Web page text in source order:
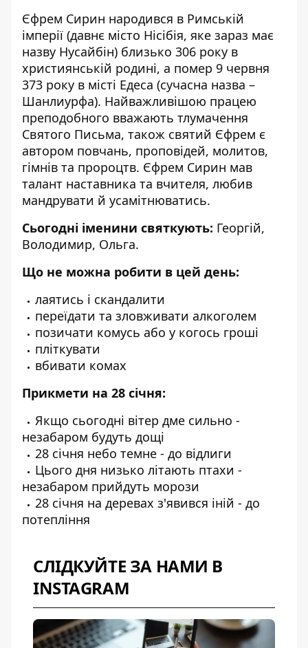
Єфрем Сирин народився в Римській
імперії (давнє місто Нісібія, яке зараз має
назву Нусайбін) близько 306 року в
християнській родині, а помер 9 червня
373 року в місті Едеса (сучасна назва –
Шанлиурфа). Найважливішою працею
преподобного вважають тлумачення
Святого Письма, також святий Єфрем є
автором повчань, проповідей, молитов,
гімнів та пророцтв. Єфрем Сирин мав
талант наставника та вчителя, любив
мандрувати й усамітнюватись.
Сьогодні іменини святкують: Георгій,
Володимир, Ольга.
Що не можна робити в цей день:
лаятись і скандалити
переїдати та зловживати алкоголем
позичати комусь або у когось гроші
пліткувати
вбивати комах
Прикмети на 28 січня:
Якщо сьогодні вітер дме сильно -
незабаром будуть дощі
28 січня небо темне - до відлиги
Цього дня низько літають птахи -
незабаром прийдуть морози
28 січня на деревах з'явився іній - до
потепління
СЛІДКУЙТЕ ЗА НАМИ В
INSTAGRAM